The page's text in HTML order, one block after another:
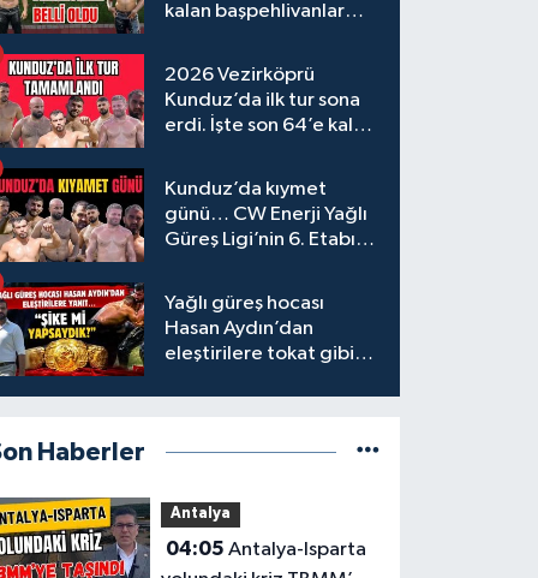
kalan başpehlivanlar
2026 Vezirköprü
Kunduz’da ilk tur sona
erdi. İşte son 64’e kalan
Kunduz’da kıymet
günü… CW Enerji Yağlı
Güreş Ligi’nin 6. Etabı
Yağlı güreş hocası
Hasan Aydın’dan
eleştirilere tokat gibi
Haberler
Antalya
04:05